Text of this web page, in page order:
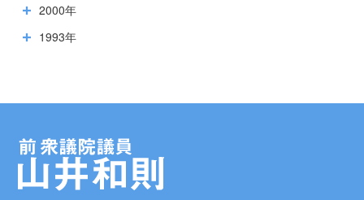
2000年
1993年